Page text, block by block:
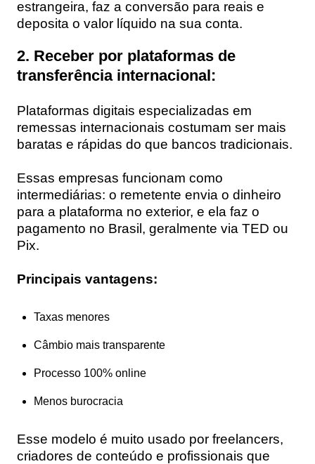
estrangeira, faz a conversão para reais e
deposita o valor líquido na sua conta.
2. Receber por plataformas de
transferência internacional:
Plataformas digitais especializadas em
remessas internacionais costumam ser mais
baratas e rápidas do que bancos tradicionais.
Essas empresas funcionam como
intermediárias: o remetente envia o dinheiro
para a plataforma no exterior, e ela faz o
pagamento no Brasil, geralmente via TED ou
Pix.
Principais vantagens:
Taxas menores
Câmbio mais transparente
Processo 100% online
Menos burocracia
Esse modelo é muito usado por freelancers,
criadores de conteúdo e profissionais que